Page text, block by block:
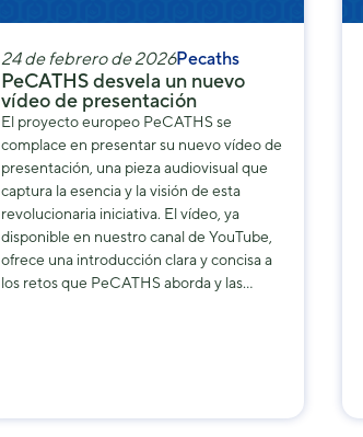
24 de febrero de 2026Pecaths
PeCATHS desvela un nuevo
vídeo de presentación
El proyecto europeo PeCATHS se
complace en presentar su nuevo vídeo de
presentación, una pieza audiovisual que
captura la esencia y la visión de esta
revolucionaria iniciativa. El vídeo, ya
disponible en nuestro canal de YouTube,
ofrece una introducción clara y concisa a
los retos que PeCATHS aborda y las…